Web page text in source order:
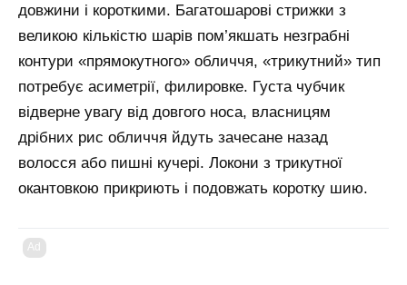
довжини і короткими. Багатошарові стрижки з
великою кількістю шарів пом’якшать незграбні
контури «прямокутного» обличчя, «трикутний» тип
потребує асиметрії, филировке. Густа чубчик
відверне увагу від довгого носа, власницям
дрібних рис обличчя йдуть зачесане назад
волосся або пишні кучері. Локони з трикутної
окантовкою прикриють і подовжать коротку шию.
Ad